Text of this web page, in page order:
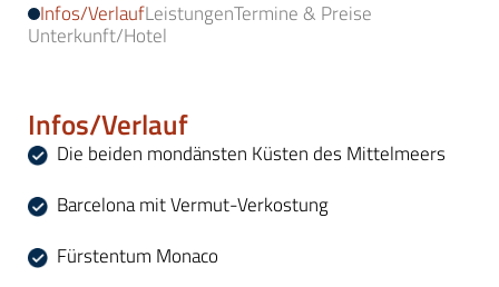
Infos/VerlaufLeistungenTermine & Preise
Unterkunft/Hotel
Infos/Verlauf
Die beiden mondänsten Küsten des Mittelmeers
Barcelona mit Vermut-Verkostung
Fürstentum Monaco